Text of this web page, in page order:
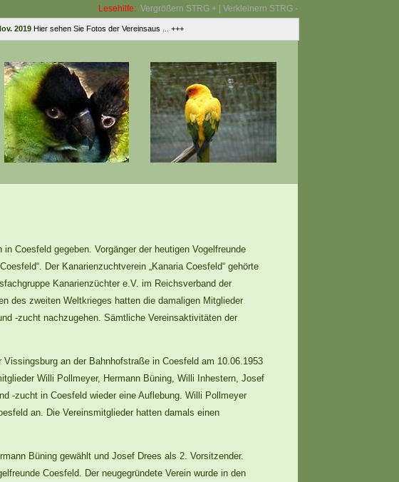
Lesehilfe: Vergrößern STRG + | Verkleinern STRG -
Hier sehen Sie Fotos der Vereinsaus ... +++
Coesfeld gegeben. Vorgänger der heutigen Vogelfreunde
Der Kanarienzuchtverein „Kanaria Coesfeld“ gehörte
Kanarienzüchter e.V. im Reichsverband der
des zweiten Weltkrieges hatten die damaligen Mitglieder
-zucht nachzugehen. Sämtliche Vereinsaktivitäten der
Vissingsburg an der Bahnhofstraße in Coesfeld am 10.06.1953
Willi Pollmeyer, Hermann Büning, Willi Inhestern, Josef
-zucht in Coesfeld wieder eine Auflebung. Willi Pollmeyer
an. Die Vereinsmitglieder hatten damals einen
Büning gewählt und Josef Drees als 2. Vorsitzender.
Coesfeld. Der neugegründete Verein wurde in den